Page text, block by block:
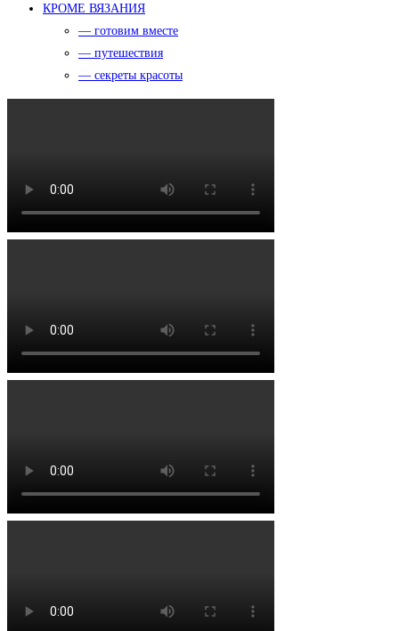
КРОМЕ ВЯЗАНИЯ
— готовим вместе
— путешествия
— секреты красоты